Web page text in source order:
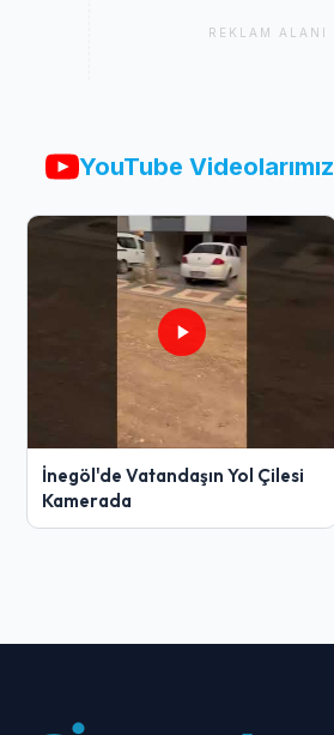
REKLAM ALANI
YouTube Videolarımız
İnegöl'de Vatandaşın Yol Çilesi
Kamerada